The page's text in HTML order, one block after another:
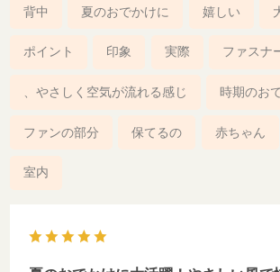
背中 夏のおでかけに 嬉しい
ポイント 印象 実際 ファスナ
、やさしく空気が流れる感じ 時期のお
ファンの部分 保てるの 赤ちゃん
室内